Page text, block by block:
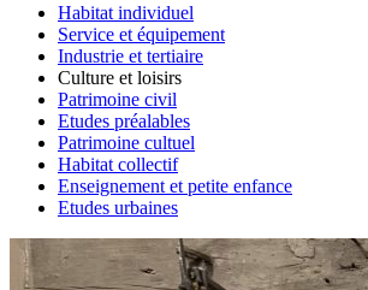
Habitat individuel
Service et équipement
Industrie et tertiaire
Culture et loisirs
Patrimoine civil
Etudes préalables
Patrimoine cultuel
Habitat collectif
Enseignement et petite enfance
Etudes urbaines